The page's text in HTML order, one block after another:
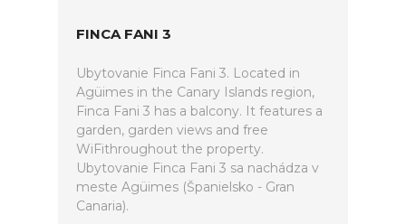
FINCA FANI 3
Ubytovanie Finca Fani 3. Located in
Agüimes in the Canary Islands region,
Finca Fani 3 has a balcony. It features a
garden, garden views and free
WiFithroughout the property.
Ubytovanie Finca Fani 3 sa nachádza v
meste Agüimes (Španielsko - Gran
Canaria).